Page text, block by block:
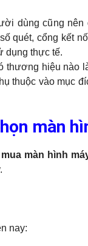
dùng cũng
quét, cổng kết
dụng thực tế.
thương hiệu nào
thuộc vào mục
màn
màn hình
nay: